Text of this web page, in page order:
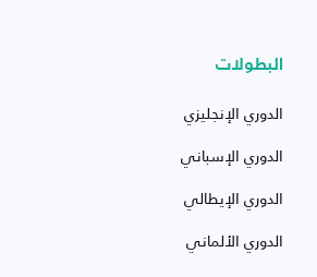
البطولات
الدوري الإنجليزي
الدوري الإسباني
الدوري الإيطالي
الدوري الألماني